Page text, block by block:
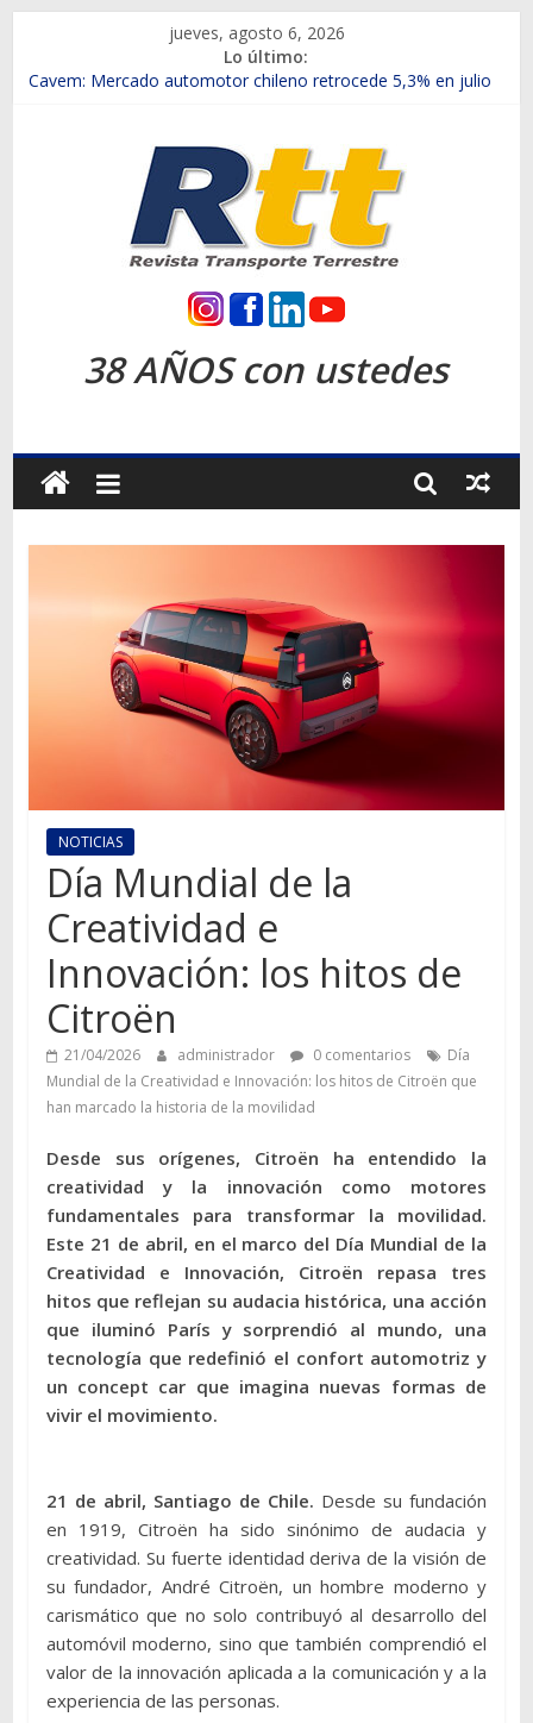
contenido
jueves, agosto 6, 2026
Lo último:
Chile es el primer mercado internacional en lanzar la nueva
Salfa suma vehículos electrificados de Chevrolet en el Biobío
Samex amplía su red con nuevas sucursales en Rancagua y
SINOTRUK Pick-ups presentó la recién estrenada Bolden en
la Expo Compras Públicas 2026
Revista
Transporte
Terrestre
información
38 AÑOS con ustedes
NOTICIAS
Día Mundial de la
Creatividad e
Innovación: los hitos de
Citroën
21/04/2026 administrador 0 comentarios
Día
Mundial de la Creatividad e Innovación: los hitos de Citroën que
han marcado la historia de la movilidad
Desde sus orígenes, Citroën ha entendido la
creatividad y la innovación como motores
fundamentales para transformar la movilidad.
Este 21 de abril, en el marco del Día Mundial de la
Creatividad e Innovación, Citroën repasa tres
hitos que reflejan su audacia histórica, una acción
que iluminó París y sorprendió al mundo, una
tecnología que redefinió el confort automotriz y
un concept car que imagina nuevas formas de
vivir el movimiento.
21 de abril, Santiago de Chile. Desde su fundación
en 1919, Citroën ha sido sinónimo de audacia y
creatividad. Su fuerte identidad deriva de la visión de
su fundador, André Citroën, un hombre moderno y
carismático que no solo contribuyó al desarrollo del
automóvil moderno, sino que también comprendió el
valor de la innovación aplicada a la comunicación y a la
experiencia de las personas.